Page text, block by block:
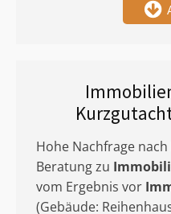
Hohe Nachfrage nach
Beratung zu
vom Ergebnis vor
(Gebäude: